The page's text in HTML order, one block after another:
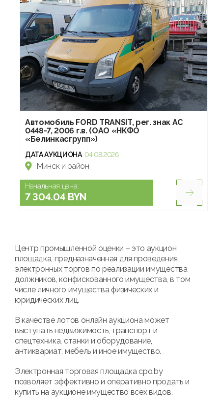
Автомобиль FORD TRANSIT, рег. знак АС
0448-7, 2006 г.в. (ОАО «НКФО
«Белинкасгрупп»)
ДАТА АУКЦИОНА 04.08.2026
Минск и район
Начальная цена:
7 304.04 BYN
Центр промышленной оценки – это аукцион
площадка, предназначенная для проведения
электронных торгов по реализации имущества
должников, конфискованного имущества, в том
числе личного имущества физических и
юридических лиц.
В качестве лотов онлайн аукциона может
выступать недвижимость, транспорт и
спецтехника, станки и оборудование,
антиквариат, мебель и иное имущество.
Электронная торговая площадка cpo.by
позволяет эффективно и оперативно продать и
купить на аукционе имущество всех видов.